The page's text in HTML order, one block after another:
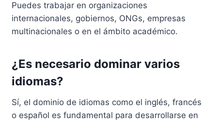
Puedes trabajar en organizaciones
internacionales, gobiernos, ONGs, empresas
multinacionales o en el ámbito académico.
¿Es necesario dominar varios
idiomas?
Sí, el dominio de idiomas como el inglés, francés
o español es fundamental para desarrollarse en